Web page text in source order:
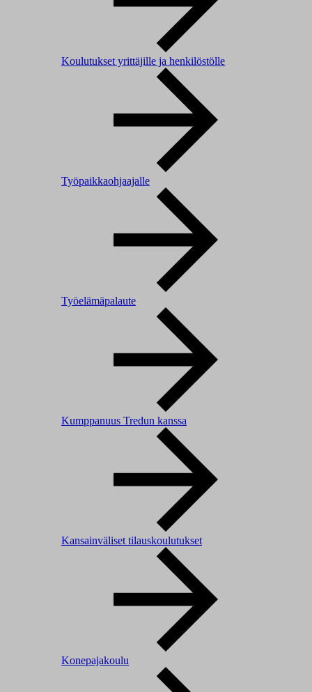
Koulutukset yrittäjille ja henkilöstölle
Työpaikkaohjaajalle
Työelämäpalaute
Kumppanuus Tredun kanssa
Kansainväliset tilauskoulutukset
Konepajakoulu